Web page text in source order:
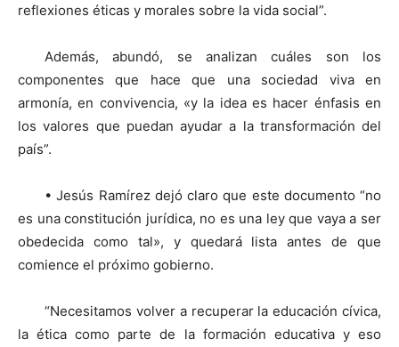
reflexiones éticas y morales sobre la vida social”.
Además, abundó, se analizan cuáles son los
componentes que hace que una sociedad viva en
armonía, en convivencia, «y la idea es hacer énfasis en
los valores que puedan ayudar a la transformación del
país”.
• Jesús Ramírez dejó claro que este documento “no
es una constitución jurídica, no es una ley que vaya a ser
obedecida como tal», y quedará lista antes de que
comience el próximo gobierno.
“Necesitamos volver a recuperar la educación cívica,
la ética como parte de la formación educativa y eso